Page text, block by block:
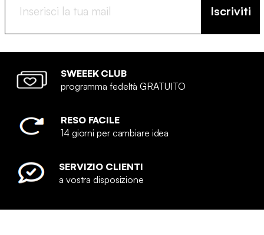
Iscriviti
SWEEEK CLUB
programma fedeltà GRATUITO
RESO FACILE
14 giorni per cambiare idea
SERVIZIO CLIENTI
a vostra disposizione